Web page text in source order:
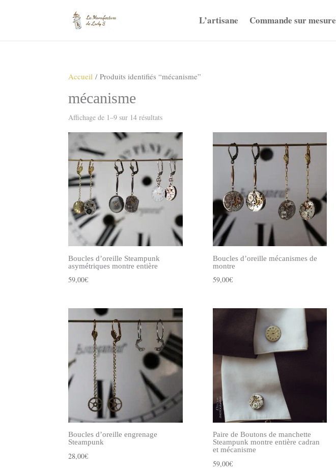
L’artisane Commande sur mesure
Accueil / Produits identifiés “mécanisme”
mécanisme
Affichage de 1–9 sur 14 résultatsTrié
récent
au
plus
ancien
Boucles d’oreille Steampunk
asymétriques montre entière
59,00€
Boucles d’oreille mécanismes de
montre
59,00€
Boucles d’oreille engrenage
Steampunk
28,00€
Paire de Boutons de manchette
Steampunk montre entière cadran
et mécanisme
59,00€